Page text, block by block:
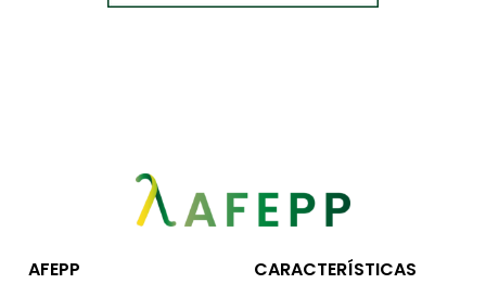
AFEPP
CARACTERÍSTICAS